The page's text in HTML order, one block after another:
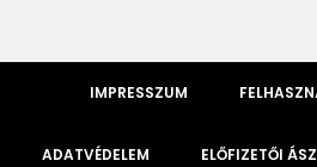
IMPRESSZUM
ADATVÉDELEM ELŐFIZETŐI